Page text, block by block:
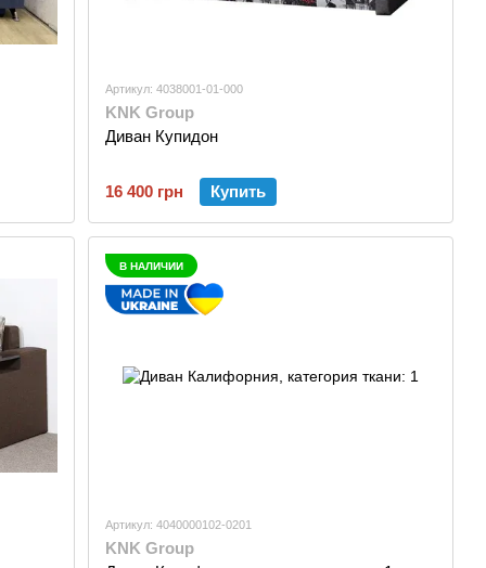
Артикул: 4038001-01-000
KNK Group
Диван Купидон
16 400 грн Купить
В НАЛИЧИИ
Артикул: 4040000102-0201
KNK Group